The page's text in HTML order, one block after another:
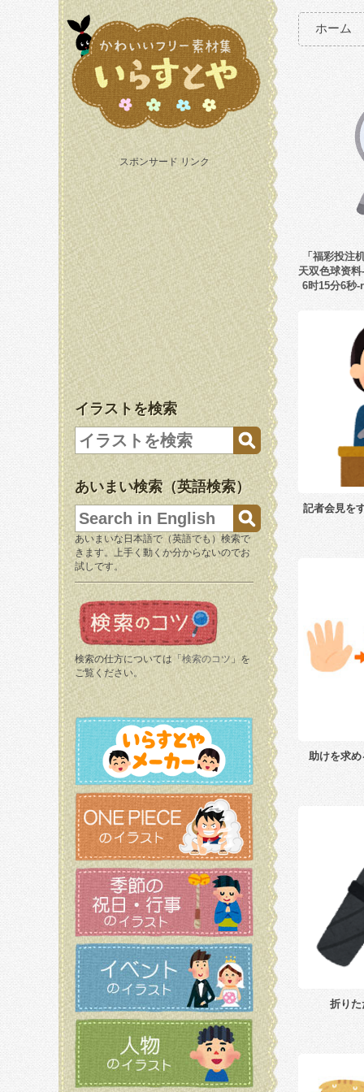
スポンサード リンク
イラストを検索
あいまい検索（英語検索）
あいまいな日本語で（英語でも）検索で
きます。上手く動くか分からないのでお
試しです。
検索の仕方については「 検索のコツ 」を
ご覧ください。
ホーム
「福彩投注
天双色球资
6时15分6秒
記者会見を
助けを求
折りた